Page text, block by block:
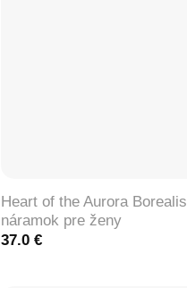
Heart of the Aurora Borealis
náramok pre ženy
37.0 €